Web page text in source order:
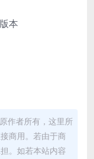
本
作者所有，这里所
商用。若由于商
。如若本站内容